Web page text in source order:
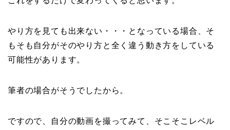
やり方を見ても出来ない・・・となっている場合、そ
もそも自分がそのやり方と全く違う動き方をしている
可能性があります。
筆者の場合がそうでしたから。
ですので、自分の動画を撮ってみて、そこそこレベル